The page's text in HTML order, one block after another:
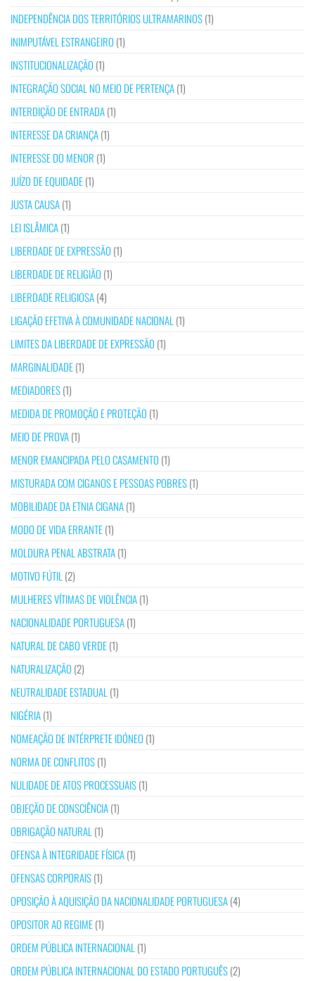
INDEPENDÊNCIA DOS TERRITÓRIOS ULTRAMARINOS(1)
INIMPUTÁVEL ESTRANGEIRO (1)
INSTITUCIONALIZAÇÃO (1)
INTEGRAÇÃO SOCIAL NO MEIO DE PERTENÇA(1)
INTERDIÇÃO DE ENTRADA(1)
INTERESSE DA CRIANÇA(1)
INTERESSE DO MENOR (1)
JUÍZO DE EQUIDADE(1)
JUSTA CAUSA(1)
LEI ISLÂMICA(1)
LIBERDADE DE EXPRESSÃO (1)
LIBERDADE DE RELIGIÃO (1)
LIBERDADE RELIGIOSA(4)
LIGAÇÃO EFETIVA À COMUNIDADE NACIONAL (1)
LIMITES DA LIBERDADE DE EXPRESSÃO (1)
MARGINALIDADE(1)
MEDIADORES(1)
MEDIDA DE PROMOÇÃO E PROTEÇÃO (1)
MEIO DE PROVA(1)
MENOR EMANCIPADA PELO CASAMENTO (1)
MISTURADA COM CIGANOS E PESSOAS POBRES(1)
MOBILIDADE DA ETNIA CIGANA(1)
MODO DE VIDA ERRANTE(1)
MOLDURA PENAL ABSTRATA(1)
MOTIVO FÚTIL (2)
MULHERES VÍTIMAS DE VIOLÊNCIA(1)
NACIONALIDADE PORTUGUESA(1)
NATURAL DE CABO VERDE(1)
NATURALIZAÇÃO (2)
NEUTRALIDADE ESTADUAL (1)
NIGÉRIA(1)
NOMEAÇÃO DE INTÉRPRETE IDÓNEO (1)
NORMA DE CONFLITOS(1)
NULIDADE DE ATOS PROCESSUAIS(1)
OBJEÇÃO DE CONSCIÊNCIA(1)
OBRIGAÇÃO NATURAL (1)
OFENSA À INTEGRIDADE FÍSICA(1)
OFENSAS CORPORAIS(1)
OPOSIÇÃO À AQUISIÇÃO DA NACIONALIDADE PORTUGUESA(4)
OPOSITOR AO REGIME(1)
ORDEM PÚBLICA INTERNACIONAL (1)
ORDEM PÚBLICA INTERNACIONAL DO ESTADO PORTUGUÊS(2)